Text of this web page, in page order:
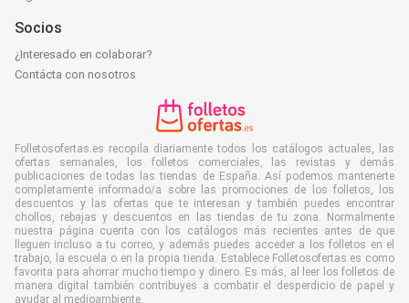
Socios
¿Interesado en colaborar?
Contácta con nosotros
Folletosofertas.es recopila diariamente todos los catálogos actuales, las
ofertas semanales, los folletos comerciales, las revistas y demás
publicaciones de todas las tiendas de España. Así podemos mantenerte
completamente informado/a sobre las promociones de los folletos, los
descuentos y las ofertas que te interesan y también puedes encontrar
chollos, rebajas y descuentos en las tiendas de tu zona. Normalmente
nuestra página cuenta con los catálogos más recientes antes de que
lleguen incluso a tu correo, y además puedes acceder a los folletos en el
trabajo, la escuela o en la propia tienda. Establece Folletosofertas.es como
favorita para ahorrar mucho tiempo y dinero. Es más, al leer los folletos de
manera digital también contribuyes a combatir el desperdicio de papel y
ayudar al medioambiente.